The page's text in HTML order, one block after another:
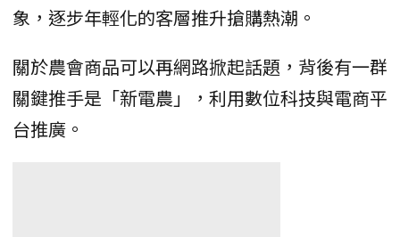
象，逐步年輕化的客層推升搶購熱潮。
關於農會商品可以再網路掀起話題，背後有一群
關鍵推手是「新電農」，利用數位科技與電商平
台推廣。